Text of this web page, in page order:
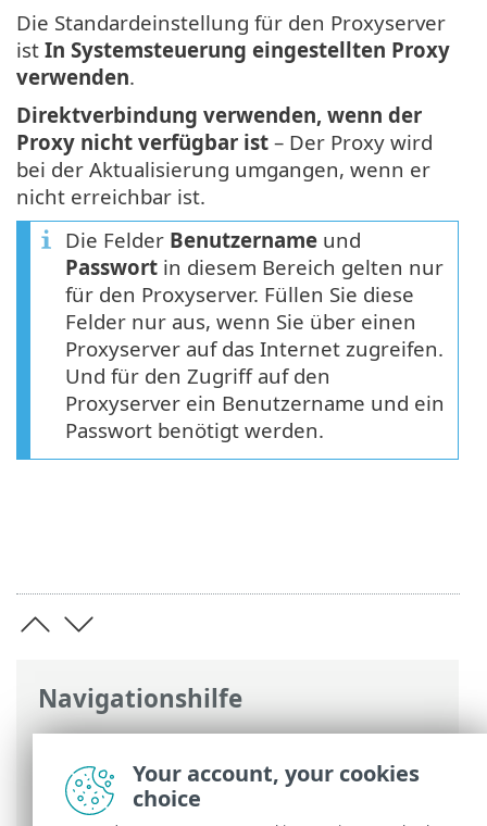
Navigationshilfe
ESET Online-Hilfe>ESET Smart Security
Premium
>Erweiterte Einstellungen>
Updates
> Verbindungsoptionen
Die Standardeinstellung für den Proxyserver
ist In Systemsteuerung eingestellten Proxy
verwenden.
Direktverbindung verwenden, wenn der
Proxy nicht verfügbar ist – Der Proxy wird
bei der Aktualisierung umgangen, wenn er
nicht erreichbar ist.
Die Felder Benutzername und
Passwort in diesem Bereich gelten nur
für den Proxyserver. Füllen Sie diese
Felder nur aus, wenn Sie über einen
Proxyserver auf das Internet zugreifen.
Und für den Zugriff auf den
Proxyserver ein Benutzername und ein
Passwort benötigt werden.
Your account, your cookies
choice